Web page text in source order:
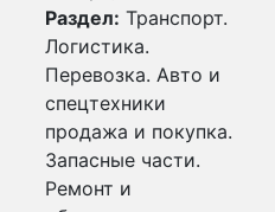
Раздел: Транспорт.
Логистика.
Перевозка. Авто и
спецтехники
продажа и покупка.
Запасные части.
Ремонт и